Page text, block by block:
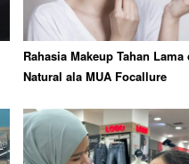
Rahasia Makeup Tahan Lama
Natural ala MUA Focallure